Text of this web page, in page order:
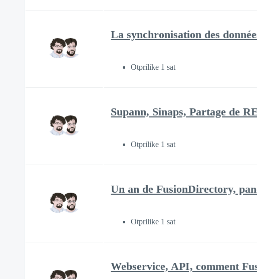
La synchronisation des
Otprilike 1 sat
Supann, Sinaps, Partage de
Otprilike 1 sat
Un an de FusionDirectory,
Otprilike 1 sat
Webservice, API, comment